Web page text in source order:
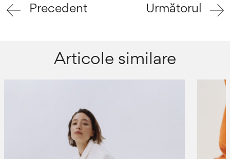
Precedent Următorul
Articole similare